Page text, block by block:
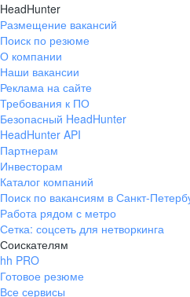
HeadHunter
Размещение вакансий
Поиск по резюме
О компании
Наши вакансии
Реклама на сайте
Требования к ПО
Безопасный HeadHunter
HeadHunter API
Партнерам
Инвесторам
Каталог компаний
Поиск по вакансиям в Санкт-
Работа рядом с метро
Сетка: соцсеть для нетворкинга
Соискателям
hh PRO
Готовое резюме
Все сервисы